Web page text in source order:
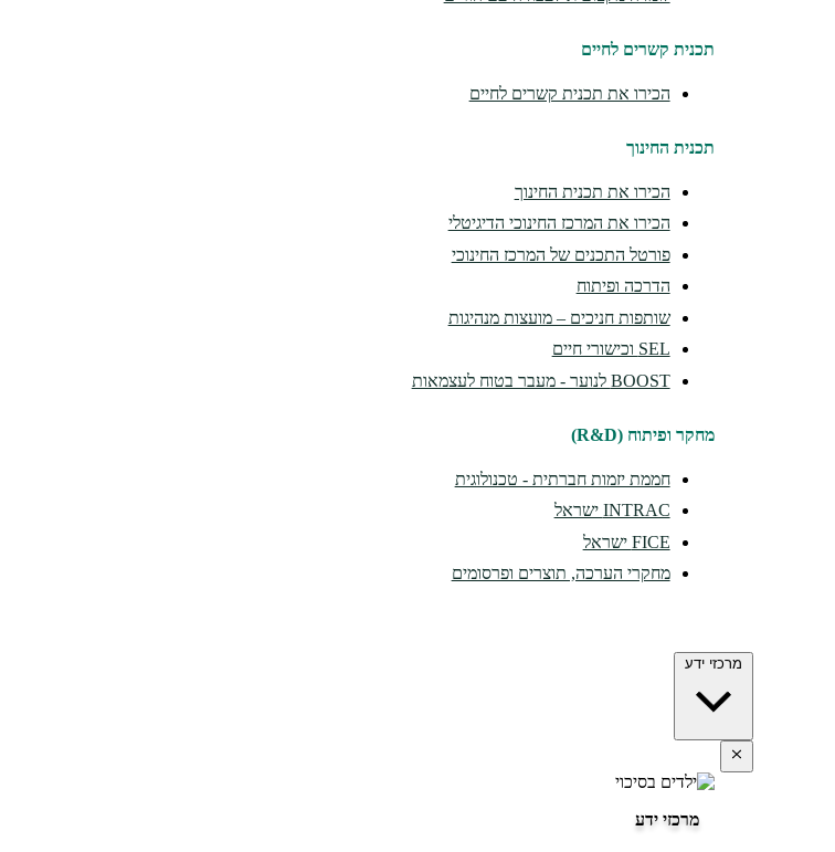
תכנית קשרים לחיים
הכירו את תכנית קשרים לחיים
תכנית החינוך
הכירו את תכנית החינוך
הכירו את המרכז החינוכי הדיגיטלי
פורטל התכנים של המרכז החינוכי
הדרכה ופיתוח
שותפות חניכים – מועצות מנהיגות
SEL וכישורי חיים
BOOST לנוער - מעבר בטוח לעצמאות
מחקר ופיתוח (R&D)
חממת יזמות חברתית - טכנולוגית
INTRAC ישראל
FICE ישראל
מחקרי הערכה, תוצרים ופרסומים
מרכזי ידע
מרכזי ידע